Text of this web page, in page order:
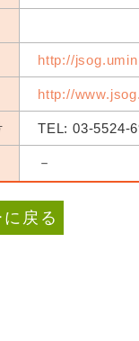
http://
http://
TEL: 03-5524-
－
戻る